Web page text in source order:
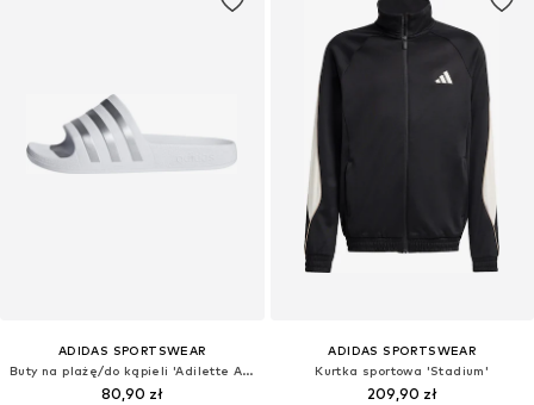
ADIDAS SPORTSWEAR
Buty na plażę/do kąpieli 'Adilette Aqua'
80,90 zł
ADIDAS SPORTSWEAR
Kurtka sportowa 'Stadium'
209,90 zł